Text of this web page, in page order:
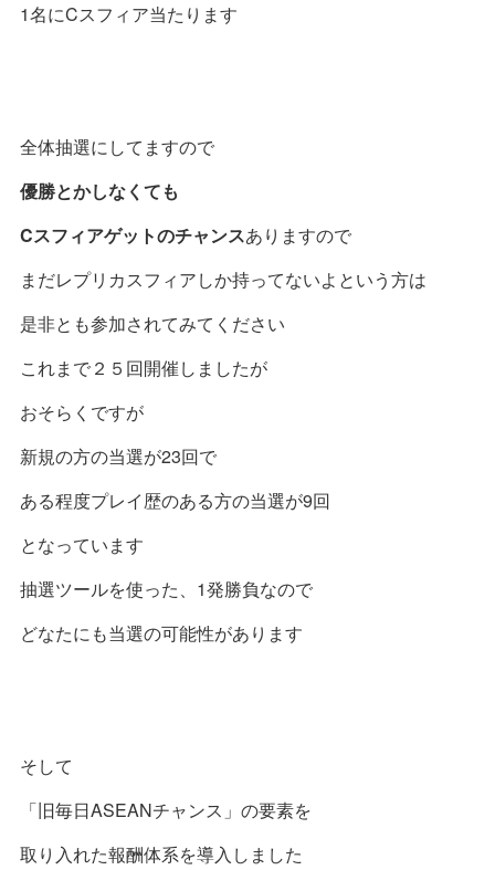
1名にCスフィア当たります
全体抽選にしてますので
優勝とかしなくても
Cスフィアゲットのチャンスありますので
まだレプリカスフィアしか持ってないよという方は
是非とも参加されてみてください
これまで２５回開催しましたが
おそらくですが
新規の方の当選が23回で
ある程度プレイ歴のある方の当選が9回
となっています
抽選ツールを使った、1発勝負なので
どなたにも当選の可能性があります
そして
「旧毎日ASEANチャンス」の要素を
取り入れた報酬体系を導入しました